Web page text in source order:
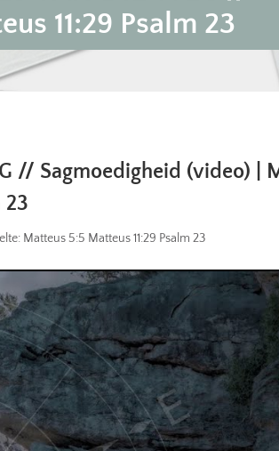
11:29 Psalm 23
// Sagmoedigheid (video) |
23
Matteus 5:5 Matteus 11:29 Psalm 23